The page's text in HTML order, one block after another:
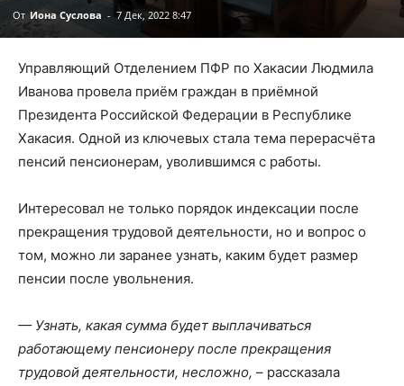
От Иона Суслова - 7 Дек, 2022 8:47
Управляющий Отделением ПФР по Хакасии Людмила
Иванова провела приём граждан в приёмной
Президента Российской Федерации в Республике
Хакасия. Одной из ключевых стала тема перерасчёта
пенсий пенсионерам, уволившимся с работы.
Интересовал не только порядок индексации после
прекращения трудовой деятельности, но и вопрос о
том, можно ли заранее узнать, каким будет размер
пенсии после увольнения.
— Узнать, какая сумма будет выплачиваться
работающему пенсионеру после прекращения
трудовой деятельности, несложно, – рассказала